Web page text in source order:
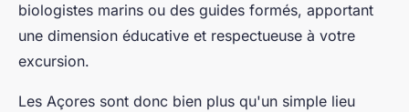
biologistes marins ou des guides formés, apportant
une dimension éducative et respectueuse à votre
excursion.
Les Açores sont donc bien plus qu'un simple lieu